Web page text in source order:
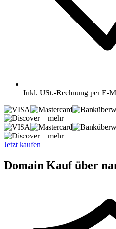
Inkl. USt.-Rechnung per E-
+ mehr
+ mehr
Jetzt kaufen
Domain Kauf über